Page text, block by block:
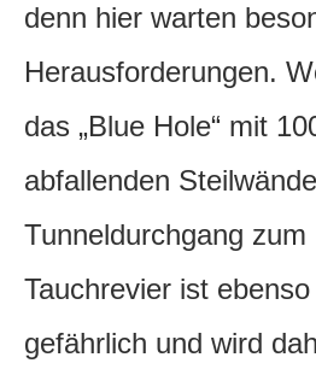
denn hier warten
Herausforderungen.
das „Blue Hole“ mit
abfallenden
Tunneldurchgang zum
Tauchrevier ist
gefährlich und wird